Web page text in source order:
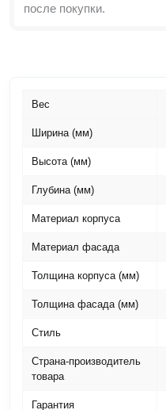
после покупки.
Вес
Ширина (мм)
Высота (мм)
Глубина (мм)
Материал корпуса
Материал фасада
Толщина корпуса (мм)
Толщина фасада (мм)
Стиль
Страна-производитель
товара
Гарантия